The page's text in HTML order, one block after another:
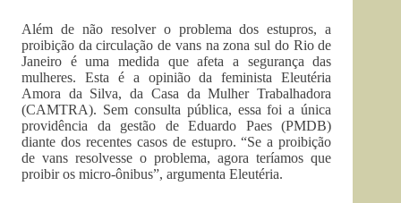
Além de não resolver o problema dos estupros, a
proibição da circulação de vans na zona sul do Rio de
Janeiro é uma medida que afeta a segurança das
mulheres. Esta é a opinião da feminista Eleutéria
Amora da Silva, da Casa da Mulher Trabalhadora
(CAMTRA). Sem consulta pública, essa foi a única
providência da gestão de Eduardo Paes (PMDB)
diante dos recentes casos de estupro. “Se a proibição
de vans resolvesse o problema, agora teríamos que
proibir os micro-ônibus”, argumenta Eleutéria.